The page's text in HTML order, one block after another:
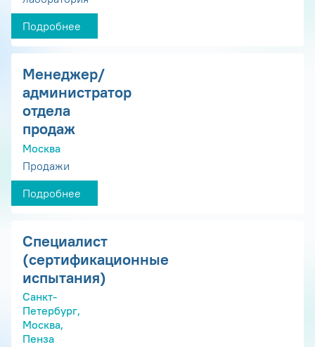
Подробнее
Менеджер/
администратор
отдела
продаж
Москва
Продажи
Подробнее
Специалист
(сертификационные
испытания)
Санкт-
Петербург,
Москва,
Пенза